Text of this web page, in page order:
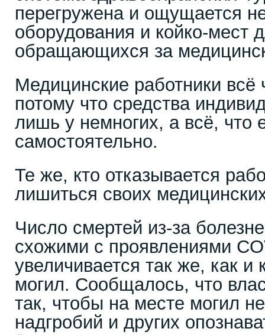
перегружена и ощущается
оборудования и койко-мест
обращающихся за
Медицинские работники
потому что средства
лишь у немногих, а всё, что
самостоятельно.
Те же, кто отказывается
лишиться своих
Число смертей из-за
схожими с проявлениями
увеличивается так же, как и
могил. Сообщалось, что
так, чтобы на месте могил
надгробий и других